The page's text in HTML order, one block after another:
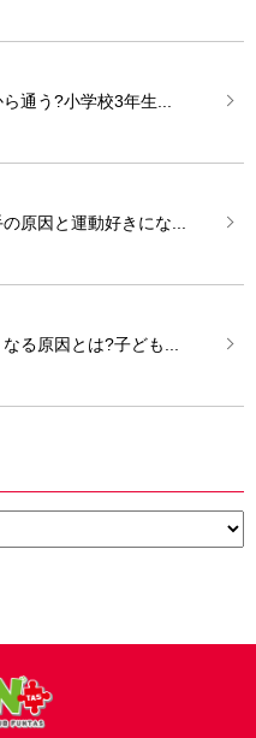
通う?小学校3年生...
原因と運動好きにな...
る原因とは?子ども...